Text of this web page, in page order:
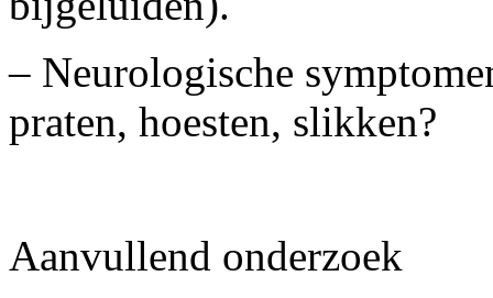
– Neurologische
praten, hoesten, slikken?
Aanvullend onderzoek